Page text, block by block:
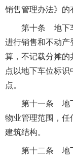
销售管理办法》的
第十条 地下
进行销售和不动产
算，不记载分摊的
点以地下车位标
点。
第十一条 地
物业管理范围，任
建筑结构。
第十二条 地